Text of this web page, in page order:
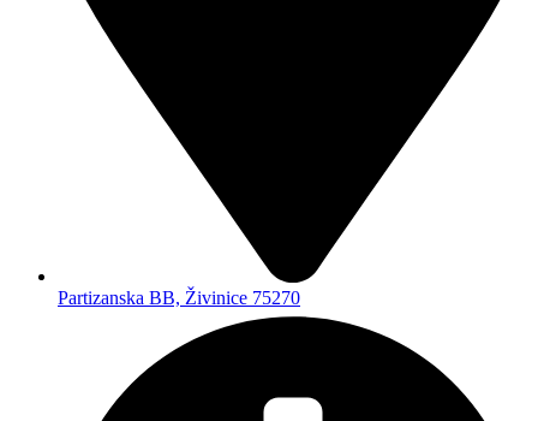
Partizanska BB, Živinice 75270